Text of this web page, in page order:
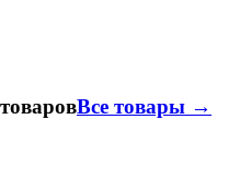
Все товары →